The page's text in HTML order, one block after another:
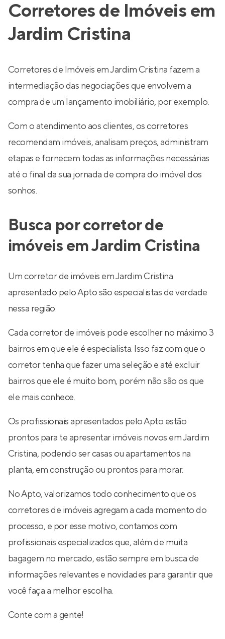
Corretores de Imóveis em
Jardim Cristina
Corretores de Imóveis em Jardim Cristina fazem a
intermediação das negociações que envolvem a
compra de um lançamento imobiliário, por exemplo.
Com o atendimento aos clientes, os corretores
recomendam imóveis, analisam preços, administram
etapas e fornecem todas as informações necessárias
até o final da sua jornada de compra do imóvel dos
sonhos.
Busca por corretor de
imóveis em Jardim Cristina
Um corretor de imóveis em Jardim Cristina
apresentado pelo Apto são especialistas de verdade
nessa região.
Cada corretor de imóveis pode escolher no máximo 3
bairros em que ele é especialista. Isso faz com que o
corretor tenha que fazer uma seleção e até excluir
bairros que ele é muito bom, porém não são os que
ele mais conhece.
Os profissionais apresentados pelo Apto estão
prontos para te apresentar imóveis novos em Jardim
Cristina, podendo ser casas ou apartamentos na
planta, em construção ou prontos para morar.
No Apto, valorizamos todo conhecimento que os
corretores de imóveis agregam a cada momento do
processo, e por esse motivo, contamos com
profissionais especializados que, além de muita
bagagem no mercado, estão sempre em busca de
informações relevantes e novidades para garantir que
você faça a melhor escolha.
Conte com a gente!